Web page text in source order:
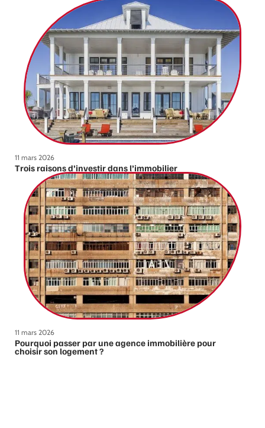
11 mars 2026
Trois raisons d’investir dans l’immobilier
11 mars 2026
Pourquoi passer par une agence immobilière pour
choisir son logement ?